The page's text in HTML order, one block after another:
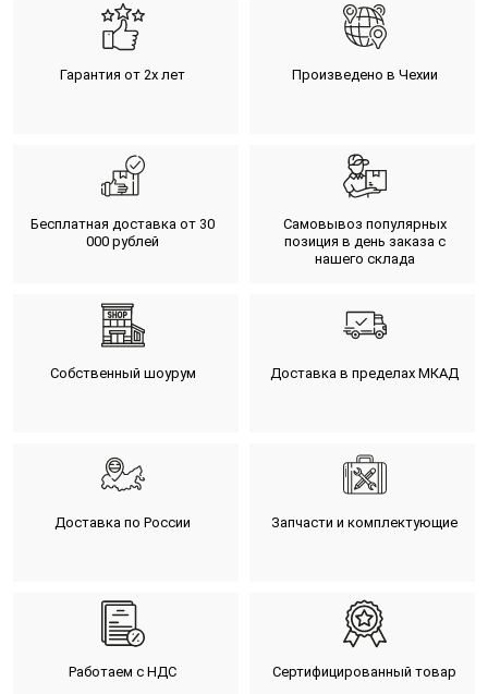
Гарантия от 2х лет Произведено в Чехии
Бесплатная доставка от 30
000 рублей
Самовывоз популярных
позиция в день заказа с
нашего склада
Собственный шоурум Доставка в пределах МКАД
Доставка по России Запчасти и комплектующие
Работаем с НДС Сертифицированный товар